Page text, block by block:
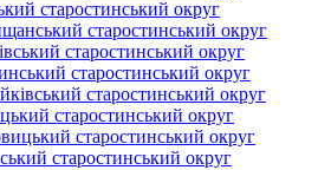
старостинський округ
старостинський округ
старостинський округ
старостинський округ
старостинський округ
старостинський округ
старостинський округ
старостинський округ